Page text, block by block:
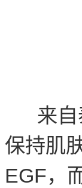
来自
保持肌
EGF，